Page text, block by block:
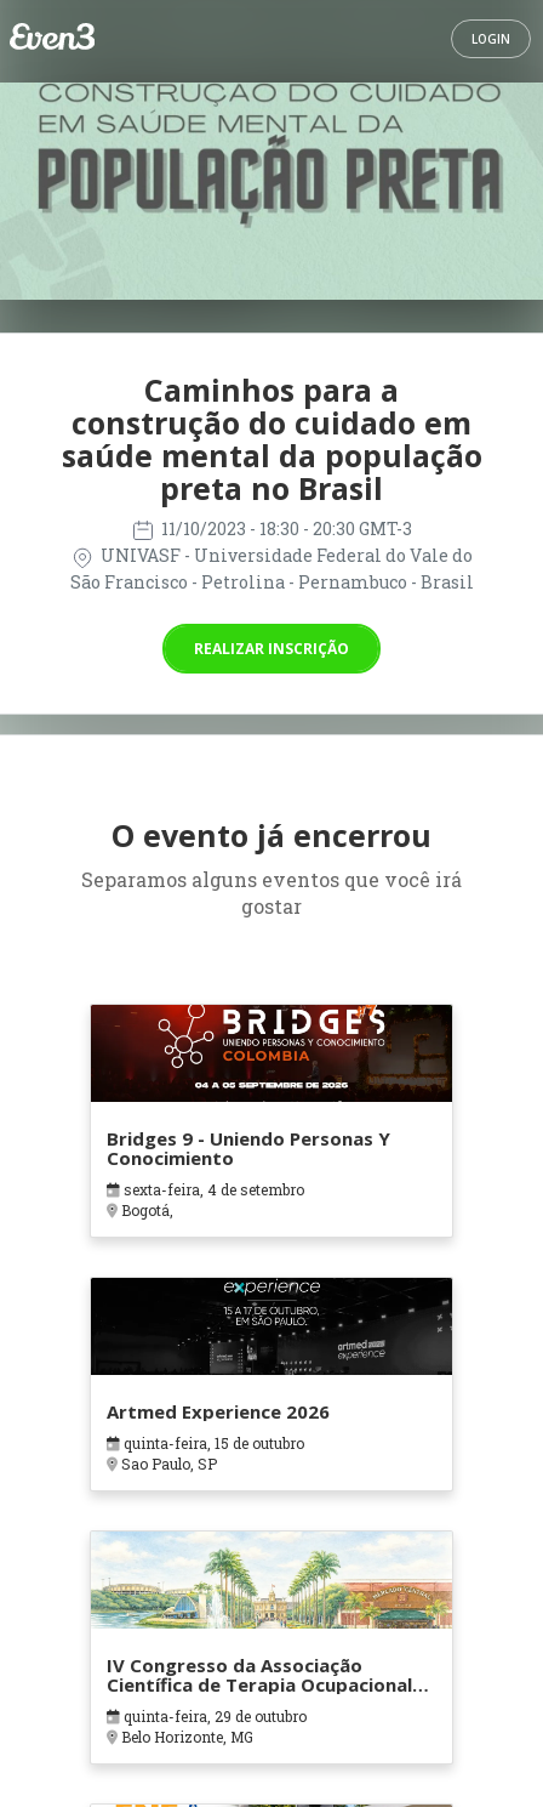
LOGIN
Caminhos para a
construção do cuidado em
saúde mental da população
preta no Brasil
11/10/2023 - 18:30 - 20:30 GMT-3
UNIVASF - Universidade Federal do Vale do
São Francisco - Petrolina - Pernambuco - Brasil
REALIZAR INSCRIÇÃO
O evento já encerrou
Separamos alguns eventos que você irá
gostar
Bridges 9 - Uniendo Personas Y
Conocimiento
sexta-feira, 4 de setembro
Bogotá,
Artmed Experience 2026
quinta-feira, 15 de outubro
Sao Paulo, SP
IV Congresso da Associação
Científica de Terapia Ocupacional
em Contextos Hospitalares e
Cuidados Paliativos - ATOHOSP
quinta-feira, 29 de outubro
Belo Horizonte, MG